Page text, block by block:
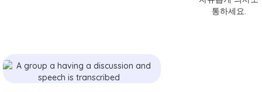
통하세요.